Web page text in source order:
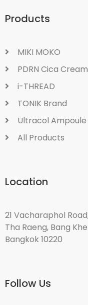
Products
MIKI MOKO
PDRN Cica Cream
i-THREAD
TONIK Brand
Ultracol Ampoule
All Products
Location
21 Vacharaphol
Tha Raeng, Bang
Bangkok 10220
Follow Us